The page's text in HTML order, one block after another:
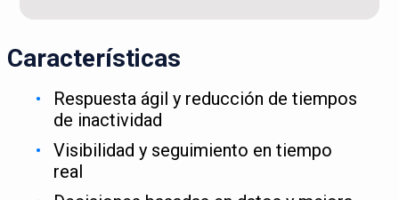
Características
Respuesta ágil y reducción de tiempos
de inactividad
Visibilidad y seguimiento en tiempo
real